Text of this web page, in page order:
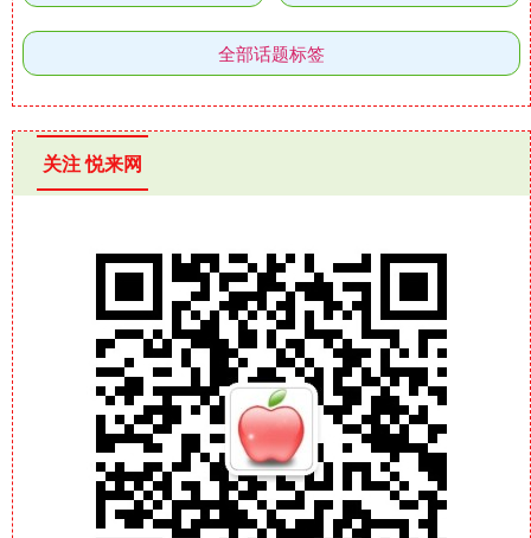
全部话题标签
关注 悦来网